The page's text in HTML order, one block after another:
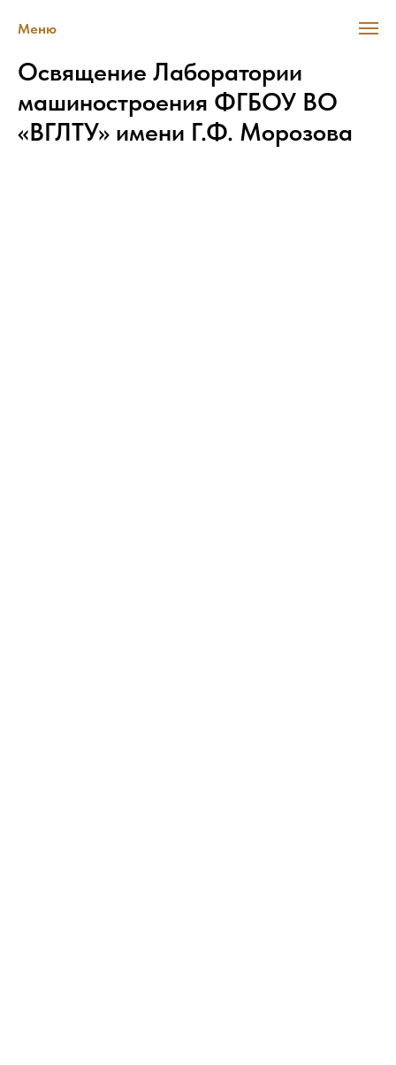
Меню
Освящение Лаборатории
машиностроения ФГБОУ ВО
«ВГЛТУ» имени Г.Ф. Морозова